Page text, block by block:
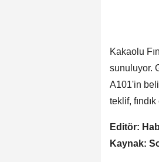
Kakaolu
sunuluyor.
A101'in
teklif,
Editör:
Kaynak: